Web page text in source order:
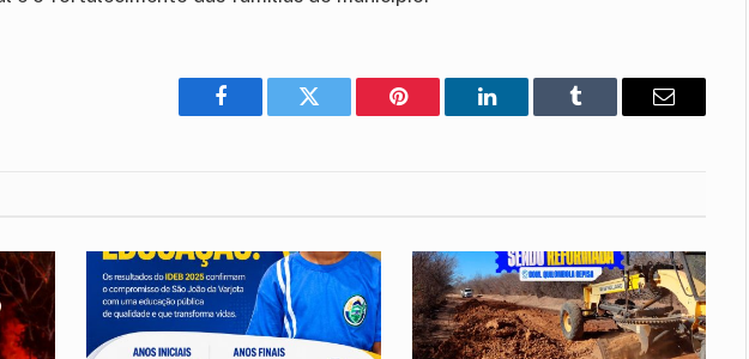
Facebook Twitter Pinterest LinkedIn Tumblr
E-